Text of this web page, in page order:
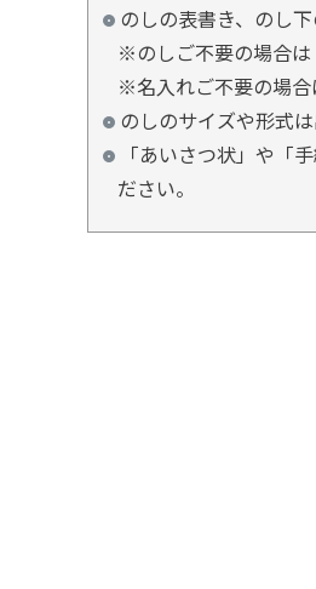
のしの表書き、のし
※のしご不要の場合は
※名入れご不要の場合
のしのサイズや形式
「あいさつ状」や「
ださい。